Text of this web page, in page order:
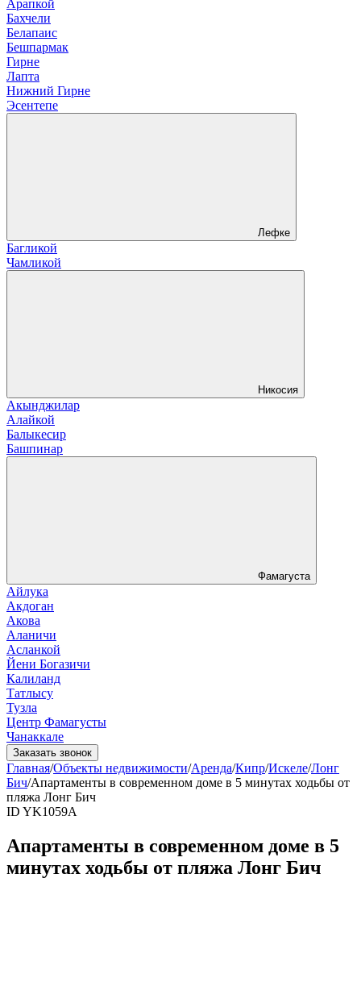
Арапкой
Бахчели
Белапаис
Бешпармак
Гирне
Лапта
Нижний Гирне
Эсентепе
Лефке
Багликой
Чамликой
Никосия
Акынджилар
Алайкой
Балыкесир
Башпинар
Фамагуста
Айлука
Акдоган
Акова
Аланичи
Асланкой
Йени Богазичи
Калиланд
Татлысу
Тузла
Центр Фамагусты
Чанаккале
Заказать звонок
Главная/Объекты недвижимости/Аренда/Кипр/Искеле/Лонг
Бич/Апартаменты в современном доме в 5 минутах ходьбы от
пляжа Лонг Бич
ID YK1059А
Апартаменты в современном доме в 5
минутах ходьбы от пляжа Лонг Бич